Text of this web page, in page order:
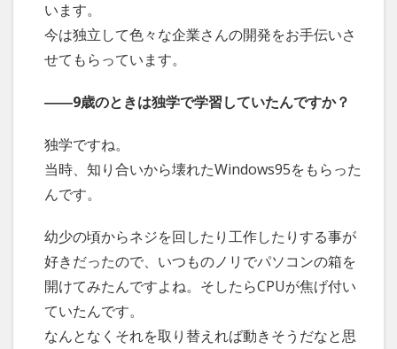
います。
今は独立して色々な企業さんの開発をお手伝いさ
せてもらっています。
――9歳のときは独学で学習していたんですか？
独学ですね。
当時、知り合いから壊れたWindows95をもらった
んです。
幼少の頃からネジを回したり工作したりする事が
好きだったので、いつものノリでパソコンの箱を
開けてみたんですよね。そしたらCPUが焦げ付い
ていたんです。
なんとなくそれを取り替えれば動きそうだなと思